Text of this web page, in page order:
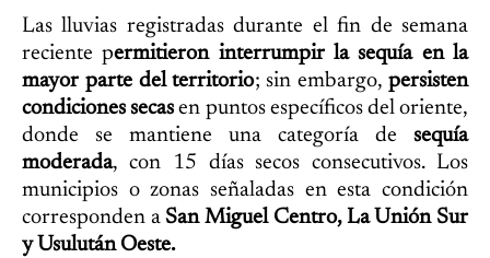
Las lluvias registradas durante el fin de semana
reciente permitieron interrumpir la sequía en la
mayor parte del territorio; sin embargo, persisten
condiciones secas en puntos específicos del oriente,
donde se mantiene una categoría de sequía
moderada, con 15 días secos consecutivos. Los
municipios o zonas señaladas en esta condición
corresponden aSan Miguel Centro, La Unión Sur
y Usulután Oeste.